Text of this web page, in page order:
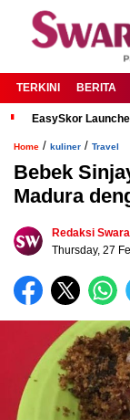
TERKINI BERITA
EasySkor
Home / kuliner / Travel
Bebek
Madura
Redaksi
Thursday, 27